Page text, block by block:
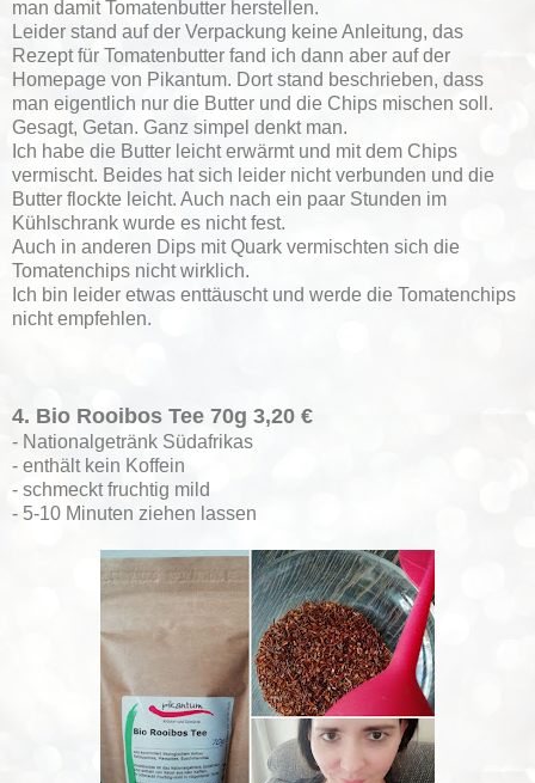
man damit Tomatenbutter herstellen.
Leider stand auf der Verpackung keine Anleitung, das
Rezept für Tomatenbutter fand ich dann aber auf der
Homepage von Pikantum. Dort stand beschrieben, dass
man eigentlich nur die Butter und die Chips mischen soll.
Gesagt, Getan. Ganz simpel denkt man.
Ich habe die Butter leicht erwärmt und mit dem Chips
vermischt. Beides hat sich leider nicht verbunden und die
Butter flockte leicht. Auch nach ein paar Stunden im
Kühlschrank wurde es nicht fest.
Auch in anderen Dips mit Quark vermischten sich die
Tomatenchips nicht wirklich.
Ich bin leider etwas enttäuscht und werde die Tomatenchips
nicht empfehlen.
4. Bio Rooibos Tee 70g 3,20 €
- Nationalgetränk Südafrikas
- enthält kein Koffein
- schmeckt fruchtig mild
- 5-10 Minuten ziehen lassen